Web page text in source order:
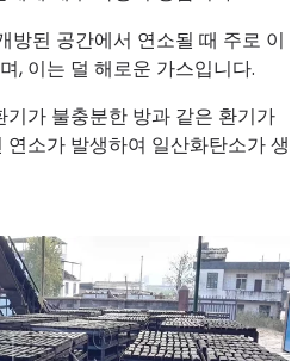
방된 공간에서 연소될 때 주로 이
, 이는 덜 해로운 가스입니다.
가 불충분한 방과 같은 환기가
소가 발생하여 일산화탄소가 생